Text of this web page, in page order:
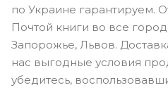
по Украине гарантируем.
Почтой книги во все
Запорожье, Львов.
нас выгодные условия
убедитесь,